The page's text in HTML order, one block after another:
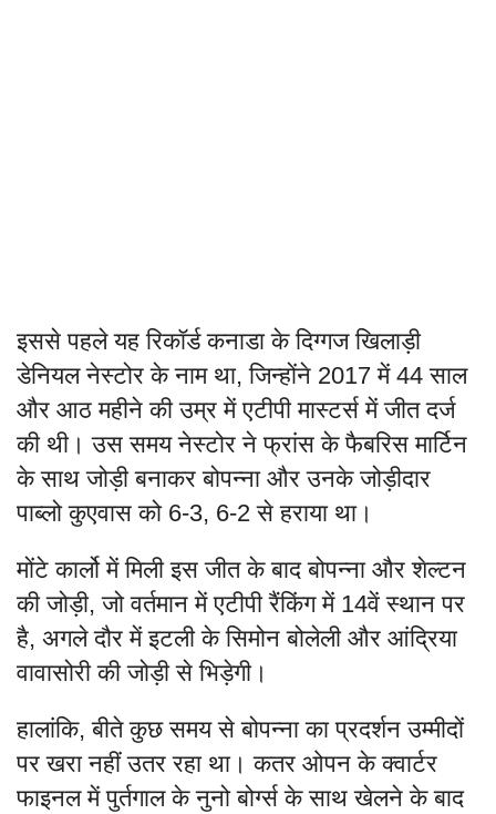
इससे पहले यह रिकॉर्ड कनाडा के दिग्गज खिलाड़ी
डेनियल नेस्टोर के नाम था, जिन्होंने 2017 में 44 साल
और आठ महीने की उम्र में एटीपी मास्टर्स में जीत दर्ज
की थी। उस समय नेस्टोर ने फ्रांस के फैबरिस मार्टिन
के साथ जोड़ी बनाकर बोपन्ना और उनके जोड़ीदार
पाब्लो कुएवास को 6-3, 6-2 से हराया था।
मोंटे कार्लो में मिली इस जीत के बाद बोपन्ना और शेल्टन
की जोड़ी, जो वर्तमान में एटीपी रैंकिंग में 14वें स्थान पर
है, अगले दौर में इटली के सिमोन बोलेली और आंद्रिया
वावासोरी की जोड़ी से भिड़ेगी।
हालांकि, बीते कुछ समय से बोपन्ना का प्रदर्शन उम्मीदों
पर खरा नहीं उतर रहा था। कतर ओपन के क्वार्टर
फाइनल में पुर्तगाल के नुनो बोर्ग्स के साथ खेलने के बाद